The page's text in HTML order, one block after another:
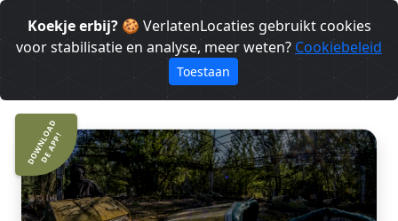
Koekje erbij?🍪 VerlatenLocaties gebruikt cookies
voor stabilisatie en analyse, meer weten? Cookiebeleid
Toestaan
DOWNLOAD
DE APP!